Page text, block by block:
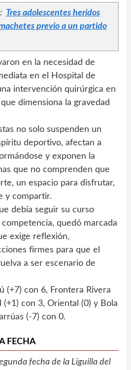
Tres adolescentes heridos
previo a un partido
en la necesidad de
en el Hospital de
intervención quirúrgica en
dimensiona la gravedad
no solo suspenden un
deportivo, afectan a
y exponen la
que no comprenden que
un espacio para disfrutar,
y compartir.
debía seguir su curso
quedó marcada
exige reflexión,
firmes para que el
a ser escenario de
(+7) con 6, Frontera Rivera
(+1) con 3, Oriental (0) y Bola
(-7) con 0.
FECHA
fecha de la Liguilla del